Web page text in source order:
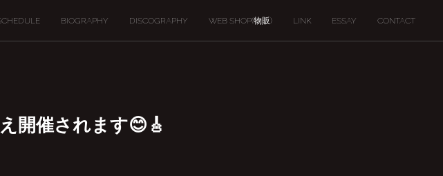
BIOGRAPHY DISCOGRAPHY WEB SHOP(物販) LINK ESSAY CONTACT
開催されます😊🎸